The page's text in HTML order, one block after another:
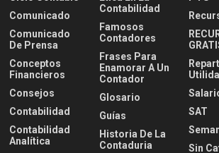
Comunicado
Comunicado
De Prensa
Conceptos
Financieros
Consejos
Contabilidad
Contabilidad
Analítica
Contabilidad
Famosos
Contadores
Frases Para
Enamorar A Un
Contador
Glosario
Guías
Historia De La
Contaduria
SAT
Sin